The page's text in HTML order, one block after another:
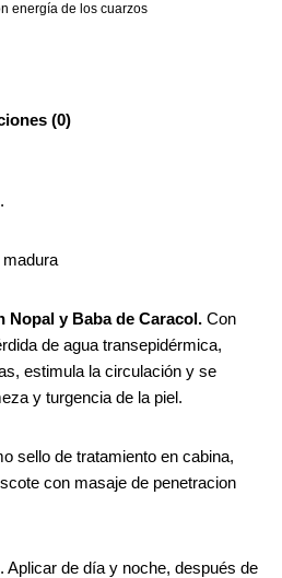
energía de los cuarzos
(0)
madura
Nopal y Baba de Caracol. Con
de agua transepidérmica,
estimula la circulación y se
y turgencia de la piel.
sello de tratamiento en cabina,
con masaje de penetracion
de día y noche, después de